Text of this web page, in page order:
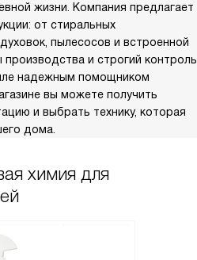
жизни. Компания предлагает
от стиральных
пылесосов и встроенной
и строгий контроль
надежным помощником
вы можете получить
и выбрать технику, которая
дома.
химия для